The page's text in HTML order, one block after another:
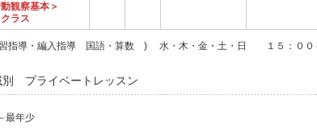
観察基本＞
ラス
習指導・編入指導 国語・算数 ) 水・木・金・土・日 １５：００
別 プライベートレッスン
最年少